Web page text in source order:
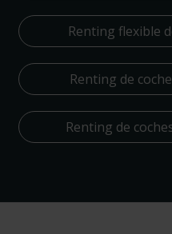
Renting flexible
Renting de
Renting de